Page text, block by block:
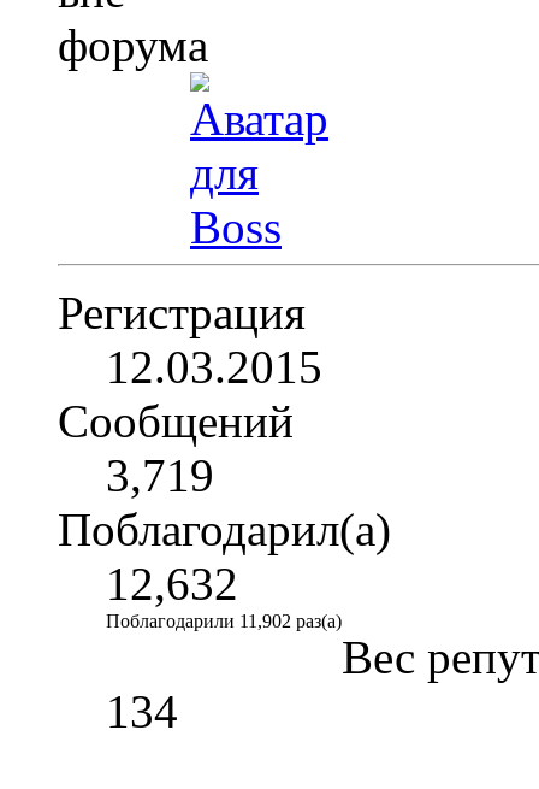
Регистрация
12.03.2015
Сообщений
3,719
Поблагодарил(а)
12,632
Поблагодарили 11,902 раз(а)
Вес
134